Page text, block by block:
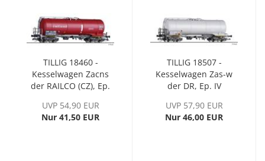
TILLIG 18460 -
Kesselwagen Zacns
der RAILCO (CZ), Ep.
UVP 54,90 EUR
Nur 41,50 EUR
TILLIG 18507 -
Kesselwagen Zas-w
der DR, Ep. IV
UVP 57,90 EUR
Nur 46,00 EUR